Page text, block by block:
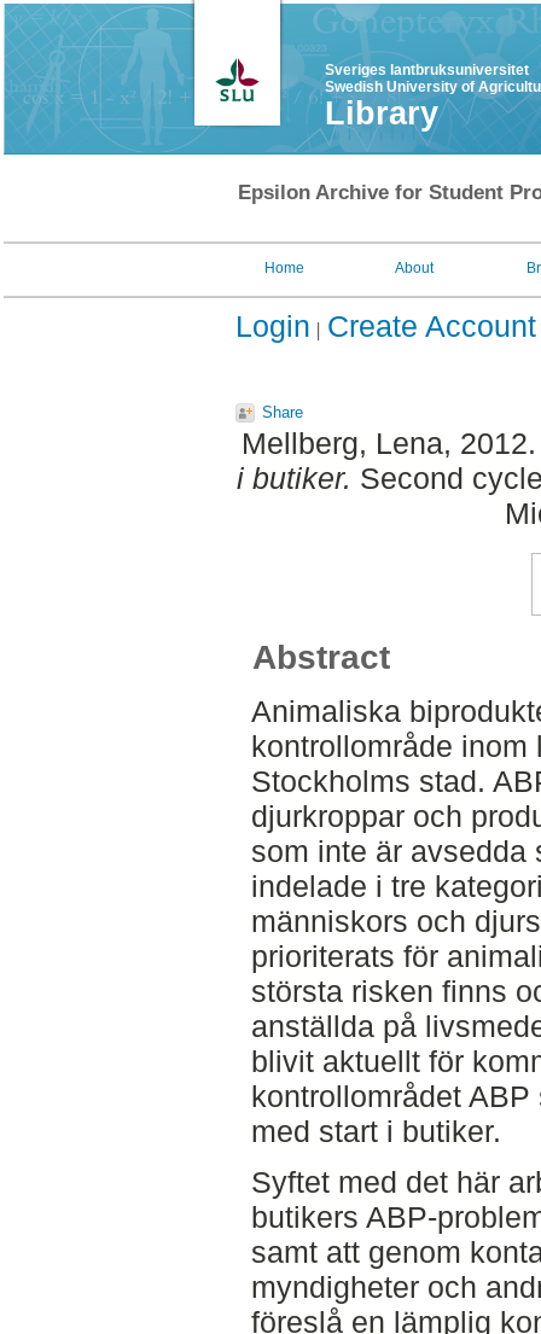
Sveriges lantbruksuniversitet
Swedish University of
Library
Epsilon Archive for Student
Home About
Login Create Account
Share
Mellberg, Lena,
i butiker. Second
Abstract
Animaliska
kontrollområde
Stockholms stad.
djurkroppar och
som inte är avsedda
indelade i tre
människors och
prioriterats för
största risken finns
anställda på
blivit aktuellt för
kontrollområdet
med start i butiker.
Syftet med det här
butikers ABP-
samt att genom
myndigheter och
föreslå en lämplig